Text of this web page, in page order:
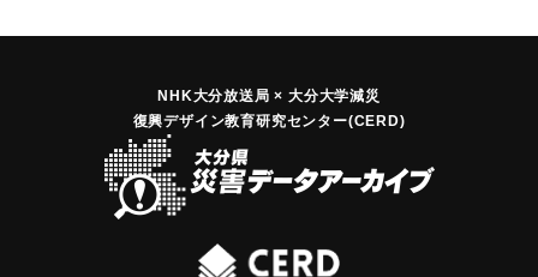
NHK大分放送局 × 大分大学減災
復興デザイン教育研究センター(CERD)